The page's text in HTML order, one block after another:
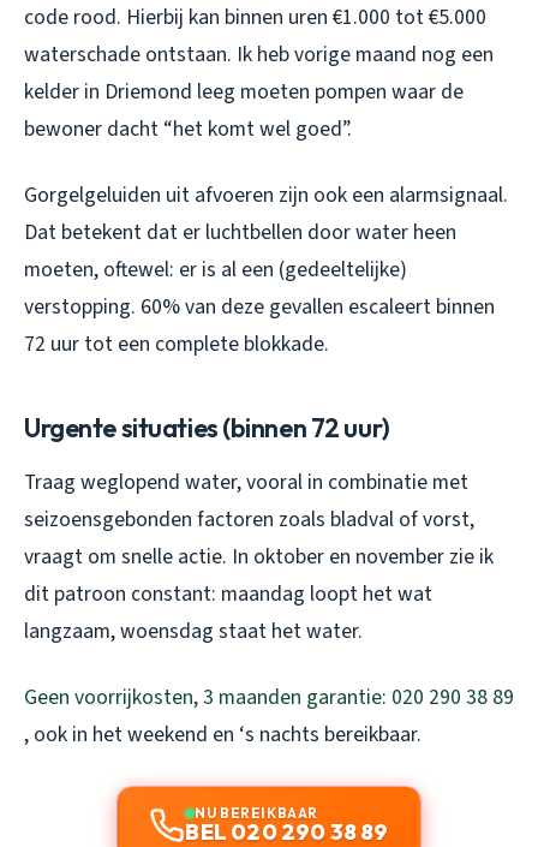
code rood. Hierbij kan binnen uren €1.000 tot €5.000
waterschade ontstaan. Ik heb vorige maand nog een
kelder in Driemond leeg moeten pompen waar de
bewoner dacht “het komt wel goed”.
Gorgelgeluiden uit afvoeren zijn ook een alarmsignaal.
Dat betekent dat er luchtbellen door water heen
moeten, oftewel: er is al een (gedeeltelijke)
verstopping. 60% van deze gevallen escaleert binnen
72 uur tot een complete blokkade.
Urgente situaties (binnen 72 uur)
Traag weglopend water, vooral in combinatie met
seizoensgebonden factoren zoals bladval of vorst,
vraagt om snelle actie. In oktober en november zie ik
dit patroon constant: maandag loopt het wat
langzaam, woensdag staat het water.
Geen voorrijkosten, 3 maanden garantie: 020 290 38 89
, ook in het weekend en ‘s nachts bereikbaar.
NU BEREIKBAAR
BEL 020 290 38 89